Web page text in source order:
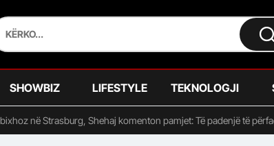
SHOWBIZ LIFESTYLE TEKNOLOGJI
në Strasburg, Shehaj komenton pamjet: Të padenjë të